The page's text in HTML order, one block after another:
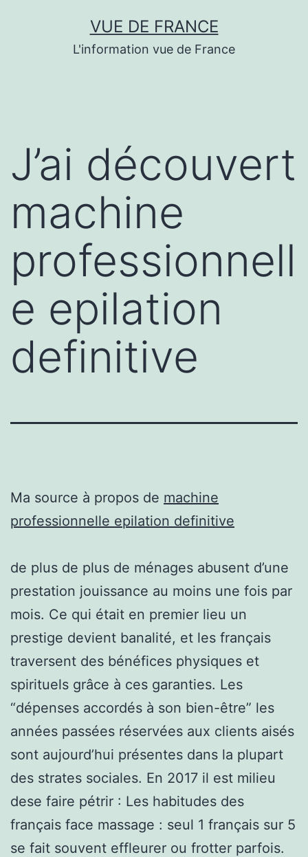
VUE DE FRANCE
L'information vue de France
J’ai découvert
machine
professionnell
e epilation
definitive
Ma source à propos de machine
professionnelle epilation definitive
de plus de plus de ménages abusent d’une
prestation jouissance au moins une fois par
mois. Ce qui était en premier lieu un
prestige devient banalité, et les français
traversent des bénéfices physiques et
spirituels grâce à ces garanties. Les
“dépenses accordés à son bien-être” les
années passées réservées aux clients aisés
sont aujourd’hui présentes dans la plupart
des strates sociales. En 2017 il est milieu
dese faire pétrir : Les habitudes des
français face massage : seul 1 français sur 5
se fait souvent effleurer ou frotter parfois.